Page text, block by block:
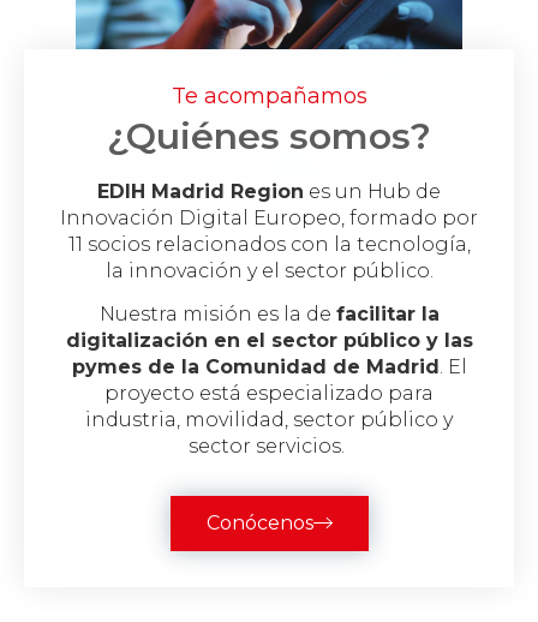
Te acompañamos
¿Quiénes somos?
EDIH Madrid Region es un Hub de
Innovación Digital Europeo, formado por
11 socios relacionados con la tecnología,
la innovación y el sector público.
Nuestra misión es la de facilitar la
digitalización en el sector público y las
pymes de la Comunidad de Madrid . El
proyecto está especializado para
industria, movilidad, sector público y
sector servicios.
Conócenos